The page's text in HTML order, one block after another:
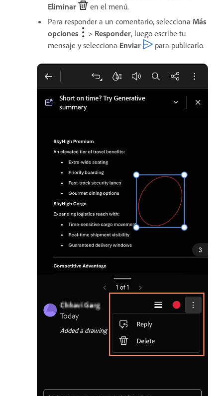
Eliminar
en el menú.
Para responder a un comentario, selecciona Más
opciones
> Responder, luego escribe tu
mensaje y selecciona Enviar para publicarlo.